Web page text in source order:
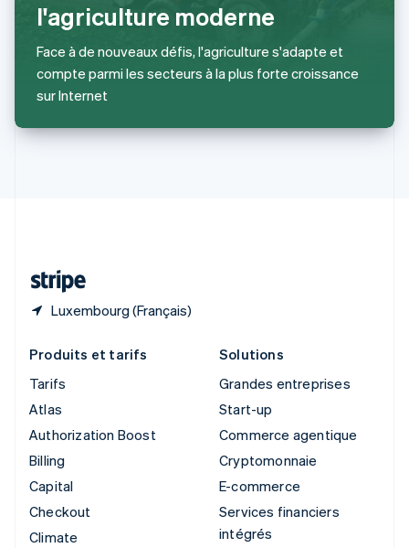
l'agriculture moderne
Face à de nouveaux défis, l'agriculture s'adapte et
compte parmi les secteurs à la plus forte croissance
sur Internet
Luxembourg (Français)
English
Royaume-Uni
English
English简体中文
Slovaquie
Slovénie
Produits et tarifs
Tarifs
Atlas
Authorization Boost
Billing
Capital
Checkout
Climate
Solutions
Grandes entreprises
Start-up
Commerce agentique
Cryptomonnaie
E-commerce
Services financiers
intégrés